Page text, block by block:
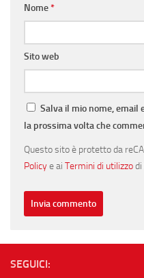
Nome*
Sito web
Salva il mio nome, email
la prossima volta che
Questo sito è protetto da
Policye ai Termini di utilizzodi
SEGUICI: